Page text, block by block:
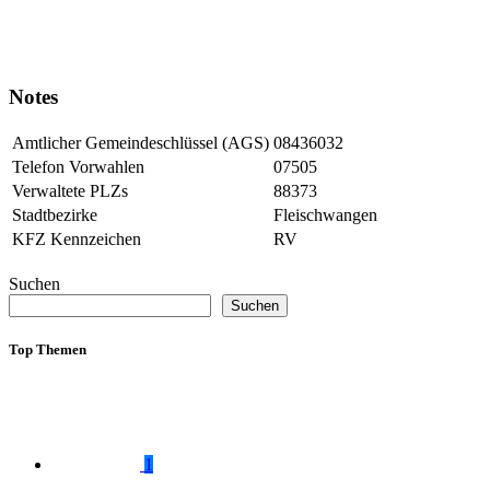
Notes
Amtlicher Gemeindeschlüssel (AGS) 08436032
Telefon Vorwahlen
07505
Verwaltete PLZs
88373
Stadtbezirke
Fleischwangen
KFZ Kennzeichen
RV
Suchen
Suchen
Top Themen
1